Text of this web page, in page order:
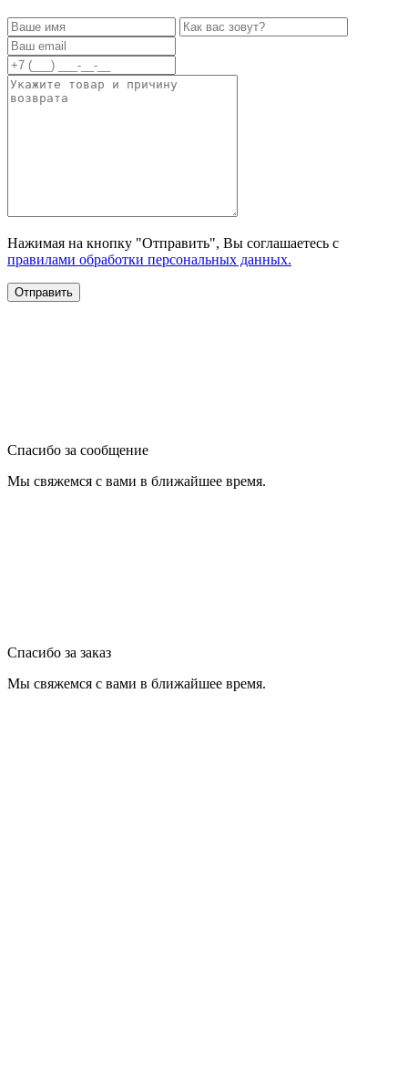
Нажимая на кнопку "Отправить", Вы соглашаетесь с
правилами обработки персональных данных.
Спасибо за сообщение
Мы свяжемся с вами в ближайшее время.
Спасибо за заказ
Мы свяжемся с вами в ближайшее время.